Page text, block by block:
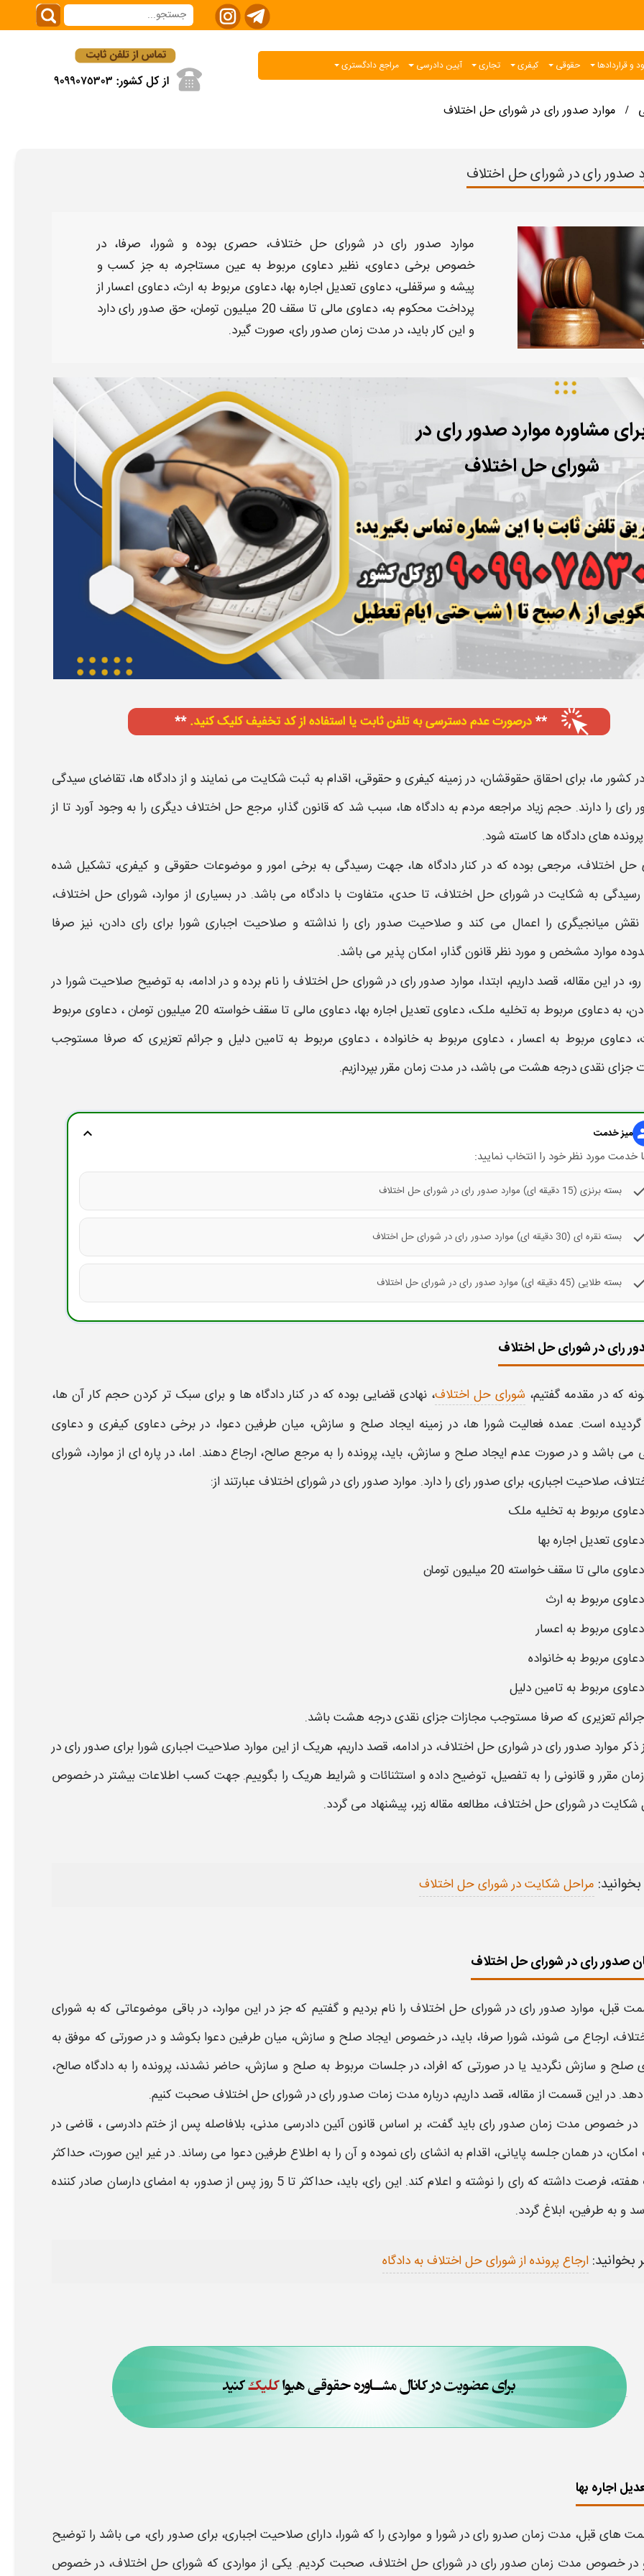
و قراردادها حقوقی کیفری تجاری آیین دادرسی مراجع دادگستری
/ موارد صدور رای در شورای حل اختلاف
صدور رای در شورای حل اختلاف
موارد صدور رای در شورای حل ختلاف، حصری بوده وشورا، صرفا، در
خصوص برخی دعاوی، نظیر دعاوی مربوط به عین مستاجره، به جز کسب و
پیشه و سرقفلی، دعاوی تعدیل اجاره بها، دعاوی مربوط به ارث، دعاوی اعسار از
پرداخت محکوم به، دعاوی مالی تا سقف 20 میلیون تومان، حق صدور رای دارد
و این کار باید، درمدت زمان صدور رای، صورت گیرد.
مشاوره موارد صدور رای در
شورای حل اختلاف
کشور ما، برای احقاق حقوقشان، در زمینه کیفری و حقوقی، اقدام به ثبت شکایت می نمایند و از دادگاه ها، تقاضای سیدگی
رای را دارند. حجم زیاد مراجعه مردم به دادگاه ها، سبب شد که قانون گذار، مرجعحل اختلافدیگری را به وجود آورد تا از
های دادگاه ها کاسته شود.
حل اختلاف، مرجعی بوده که در کنار دادگاه ها، جهت رسیدگی به برخی امور و موضوعات حقوقی و کیفری، تشکیل شده
به شکایت در شورای حل اختلاف، تا حدی، متفاوت با دادگاه می باشد. در بسیاری از موارد، شورای حل اختلاف،
نقش میانجیگری را اعمال می کند و صلاحیت صدور رایرا نداشته و صلاحیت اجباری شورا برای رای دادن، نیز صرفا
موارد مشخص و مورد نظر قانون گذار، امکان پذیر می باشد.
در این مقاله، قصد داریم، ابتدا، موارد صدور رای در شورای حل اختلاف را نام برده و در ادامه، به توضیح صلاحیت شورا در
دادن، به دعاوی مربوط به تخلیه ملک، دعاوی تعدیل اجاره‌ بها، دعاوی مالی تا سقف خواسته 20 میلیون تومان ، دعاوی مربوط
دعاوی مربوط به اعسار ، دعاوی مربوط به خانواده ، دعاوی مربوط به تامین دلیل و جرائم تعزیری که صرفا مستوجب
جزای نقدی درجه هشت می باشد، درمدت زمان مقرر بپردازیم.
میز خدمت expand_more
خدمت مورد نظر خود را انتخاب نمایید:
بسته برنزی (15 دقیقه ای) موارد صدور رای در شورای حل اختلاف
بسته نقره ای (30 دقیقه ای) موارد صدور رای در شورای حل اختلاف
بسته طلایی (45 دقیقه ای) موارد صدور رای در شورای حل اختلاف
رای در شورای حل اختلاف
که در مقدمه گفتیم، شورای حل اختلاف، نهادی قضایی بوده که در کنار دادگاه ها و برای سبک تر کردن حجم کار آن ها،
گردیده است. عمده فعالیتشورا ها، در زمینه ایجاد صلح و سازش، میان طرفین دعوا، در برخی دعاوی کیفری و دعاوی
می باشد و در صورت عدم ایجاد صلح و سازش، باید، پرونده را به مرجع صالح، ارجاع دهند. اما، در پاره ای ازموارد، شورای
، صلاحیت اجباری، برای صدور رای را دارد. موارد صدور رای در شورای اختلاف عبارتند از:
دعاوی مربوط به تخلیه ملک
دعاوی تعدیل اجاره‌ بها
دعاوی مالی تا سقف خواسته 20 میلیون تومان
دعاوی مربوط به ارث
دعاوی مربوط به اعسار
دعاوی مربوط به خانواده
دعاوی مربوط به تامین دلیل
جرائم تعزیری که صرفا مستوجب مجازات جزای نقدی درجه هشت باشد.
موارد صدور رای در شواری حل اختلاف، در ادامه، قصد داریم، هریک از این موارد صلاحیت اجباری شورا برای صدور رایدر
مقرر و قانونی را به تفصیل، توضیح داده و استثنائات و شرایط هریک را بگوییم. جهت کسب اطلاعات بیشتر در خصوص
شکایتدر شورای حل اختلاف، مطالعه مقاله زیر، پیشنهاد می گردد.
مراحل شکایت در شورای حل اختلاف
صدور رای در شورای حل اختلاف
قبل، موارد صدور رای در شورای حل اختلاف را نام بردیم و گفتیم که جز در این موارد، در باقی موضوعاتی که به شورای
ارجاع می شوند، شورا صرفا، باید، در خصوص ایجاد صلح و سازش، میان طرفین دعوا بکوشد و در صورتی که موفق به
صلح و سازش نگردید یا در صورتی که افراد، در جلسات مربوط به صلح و سازش، حاضر نشدند، پرونده را به دادگاه صالح،
در این قسمت از مقاله، قصد داریم، درباره مدت زمات صدور رای در شورای حل اختلاف صحبت کنیم.
در خصوص مدت زمان صدور رای باید گفت، بر اساس قانون آئین دادرسی مدنی، بلافاصله پس از ختم دادرسی ، قاضی در
در همان جلسه پایانی، اقدام به انشای رای نموده و آن را به اطلاع طرفین دعوا می رساند. در غیر این صورت، حداکثر
تا یک هفته، فرصت داشته که رای را نوشته و اعلام کند. این رای، باید، حداکثر تا 5 روز پس از صدور، به امضای دارسان صادر کننده
و به طرفین، ابلاغ گردد.
بخوانید:ارجاع پرونده از شورای حل اختلاف به دادگاه
اجاره‌ بها
های قبل، مدت زمان صدرو رای در شورا و مواردیرا که شورا، دارای صلاحیت اجباری، برای صدور رای، می باشد را توضیح
درخصوص مدت زمان صدور رای در شورای حل اختلاف، صحبت کردیم. یکی از مواردی که شورای حل اختلاف،در خصوص